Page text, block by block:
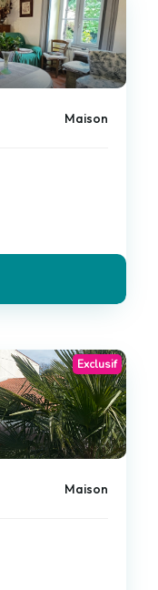
Maison
Exclusif
Maison